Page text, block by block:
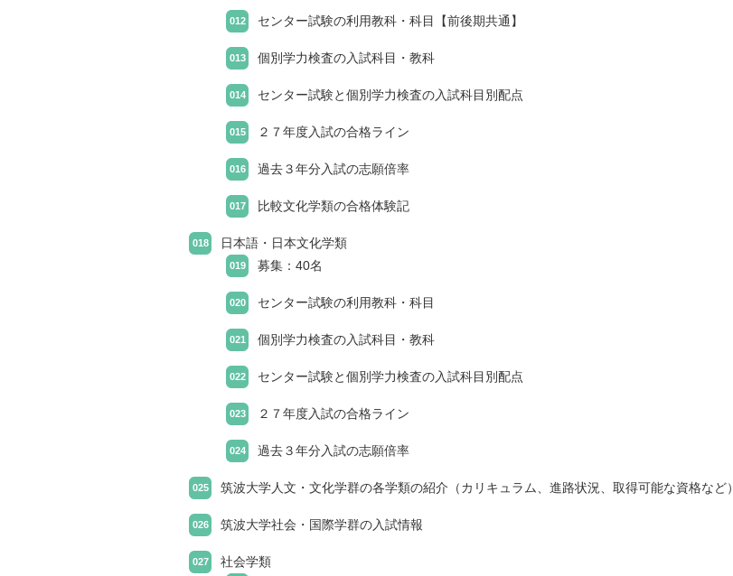
センター試験の利用教科・科目【前後期共通】
個別学力検査の入試科目・教科
センター試験と個別学力検査の入試科目別配点
２７年度入試の合格ライン
過去３年分入試の志願倍率
比較文化学類の合格体験記
日本語・日本文化学類
募集：40名
センター試験の利用教科・科目
個別学力検査の入試科目・教科
センター試験と個別学力検査の入試科目別配点
２７年度入試の合格ライン
過去３年分入試の志願倍率
筑波大学人文・文化学群の各学類の紹介（カリキュラム、進路状況、取得可能な資格など）
筑波大学社会・国際学群の入試情報
社会学類